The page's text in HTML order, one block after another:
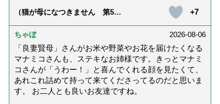
（猫が母になつきません 第500
+7
ちゃぼ
2026-08-06
「良妻賢母」さんがお米や野菜やお花を届けたくなる
マナミコさんも、ステキなお姉様です。きっとマナミ
コさんが「うわー！」と喜んでくれる顔を見たくて、
あれこれ詰めて持って来てくださってるのだと思いま
す。 お二人とも良いお友達ですね。